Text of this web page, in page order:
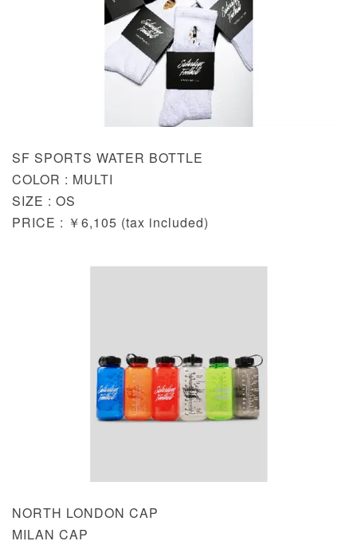
SF SPORTS WATER BOTTLE
COLOR : MULTI
SIZE : OS
PRICE : ￥6,105 (tax included)
NORTH LONDON CAP
MILAN CAP